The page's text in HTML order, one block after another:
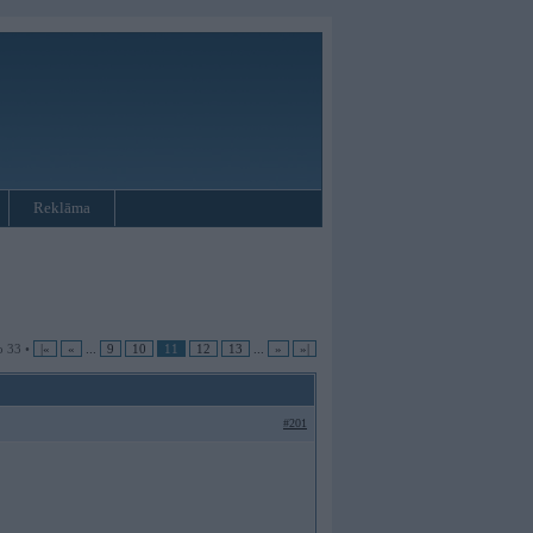
Reklāma
33 • |« « 9 10 11 12 13 » »|
#201